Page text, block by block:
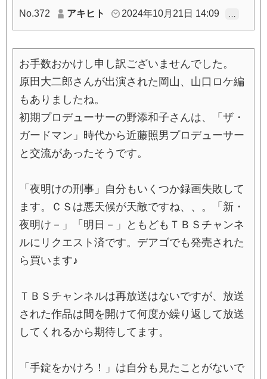
No.372 アキヒト 2024年10月21日 14:09
お手数おかけし申し訳ございませんでした。
原田大二郎さんが出演された岡山、山口ロケ編
もありましたね。
初期プロデューサーの野添和子さんは、「ザ・
ガードマン」時代から近藤照男プロデューサー
と交流があったそうです。
「夜明けの刑事」自分もいくつか録画失敗して
ます。ＣＳは悪天候が天敵ですね、、。「新・
夜明け－」「明日－」ともどもＴＢＳチャンネ
ルにリクエスト済です。デアゴでも発売された
ら買います♪
ＴＢＳチャンネルは再放送はないですが、放送
された作品は間を開けて何度か繰り返して放送
してくれるから期待してます。
「手錠をかけろ！」は自分も見たことがないで